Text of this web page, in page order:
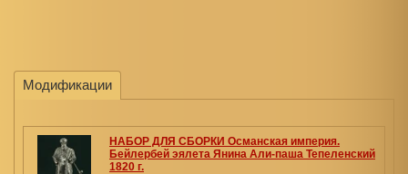
Модификации
НАБОР ДЛЯ СБОРКИ Османская империя.
Бейлербей эялета Янина Али‑паша Тепеленский
1820 г.